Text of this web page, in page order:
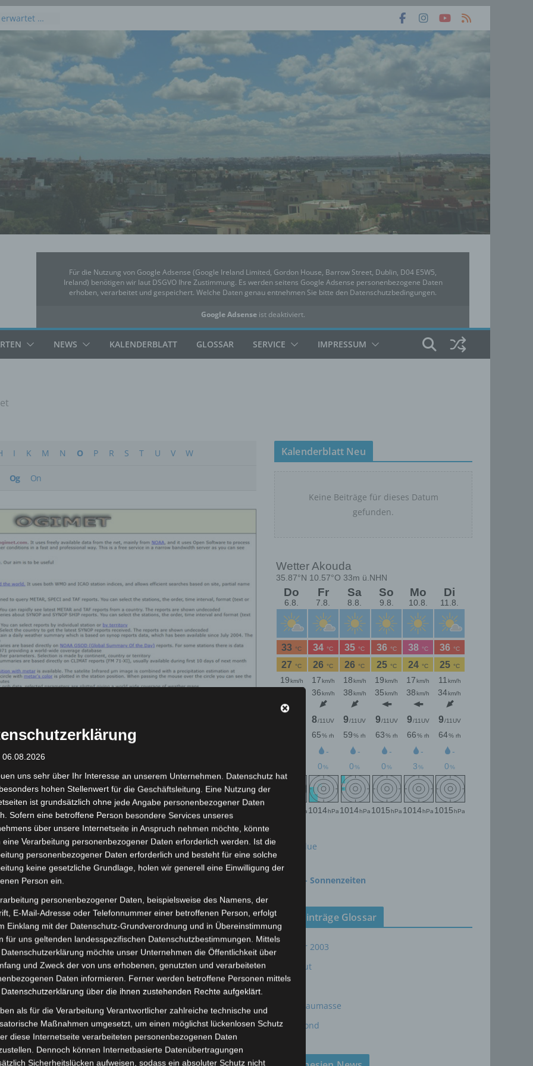
erwartet …
2026
2026
Juli 2026 an
Osten und
für
Juli 2026
Für die Nutzung von Google Adsense (Google Ireland Limited, Gordon House, Barrow Street, Dublin, D04 E5W5,
Ireland) benötigen wir laut DSGVO Ihre Zustimmung. Es werden seitens Google Adsense personenbezogene Daten
erhoben, verarbeitet und gespeichert. Welche Daten genau entnehmen Sie bitte den Datenschutzbedingungen.
Google Adsenseist deaktiviert.
✓ Erlauben Datenschutzbedingungen
NEWS KALENDERBLATT GLOSSAR SERVICE IMPRESSUM
I K M N O P R S T U V W
Og On
der umfassende professionelle Informationen über die
Der Dienst richtet sich an Nutzer, die detaillierte
Prognosen benötigen, insbesondere für Forschungs-,
Bereitstellung von METAR/TAF-Berichten
für die Luftfahrt), SYNOP-Meldungen
Klimazusammenfassungen (CLIMAT).
auf Karten des Global Forecast System (GFS)
von Daten anhand von WMO-Indizes (World
Gebieten oder Ländern.
Global Summary Of the Day (GSOD)-Daten, die
Kalenderblatt Neu
Keine Beiträge für dieses Datum
gefunden.
meteoblue
time.is - Sonnenzeiten
Neueinträge Glossar
Sommer 2003
Sturmflut
24P/Schaumasse
Wolfsmond
06.08.2026
uns sehr über Ihr Interesse an unserem Unternehmen. Datenschutz hat
hohen Stellenwert für die Geschäftsleitung. Eine Nutzung der
ist grundsätzlich ohne jede Angabe personenbezogener Daten
Sofern eine betroffene Person besondere Services unseres
über unsere Internetseite in Anspruch nehmen möchte, könnte
eine Verarbeitung personenbezogener Daten erforderlich werden. Ist die
personenbezogener Daten erforderlich und besteht für eine solche
keine gesetzliche Grundlage, holen wir generell eine Einwilligung der
Person ein.
personenbezogener Daten, beispielsweise des Namens, der
E-Mail-Adresse oder Telefonnummer einer betroffenen Person, erfolgt
Einklang mit der Datenschutz-Grundverordnung und in Übereinstimmung
für uns geltenden landesspezifischen Datenschutzbestimmungen. Mittels
möchte unser Unternehmen die Öffentlichkeit über
und Zweck der von uns erhobenen, genutzten und verarbeiteten
Daten informieren. Ferner werden betroffene Personen mittels
über die ihnen zustehenden Rechte aufgeklärt.
als für die Verarbeitung Verantwortlicher zahlreiche technische und
Maßnahmen umgesetzt, um einen möglichst lückenlosen Schutz
diese Internetseite verarbeiteten personenbezogenen Daten
Dennoch können Internetbasierte Datenübertragungen
Sicherheitslücken aufweisen, sodass ein absoluter Schutz nicht